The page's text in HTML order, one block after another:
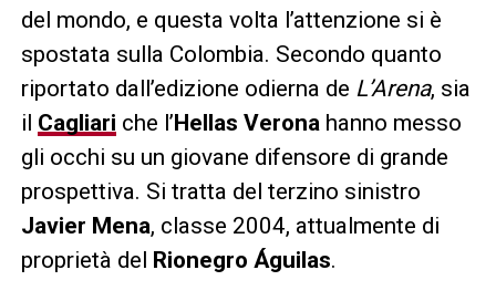
del mondo, e questa volta l’attenzione si è
spostata sulla Colombia. Secondo quanto
riportato dall’edizione odierna de L’Arena, sia
il Cagliari che l’Hellas Veronahanno messo
gli occhi su un giovane difensore di grande
prospettiva. Si tratta del terzino sinistro
Javier Mena, classe 2004, attualmente di
proprietà del Rionegro Águilas.